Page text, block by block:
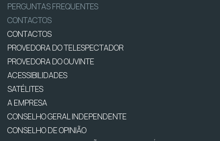
PERGUNTAS FREQUENTES
CONTACTOS
CONTACTOS
PROVEDORA DO TELESPECTADOR
PROVEDORA DO OUVINTE
ACESSIBILIDADES
SATÉLITES
A EMPRESA
CONSELHO GERAL INDEPENDENTE
CONSELHO DE OPINIÃO